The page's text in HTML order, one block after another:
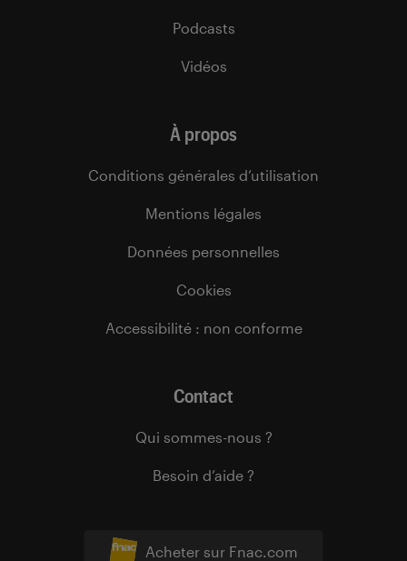
Acheter sur Fnac.com
Podcasts
Vidéos
À propos
Conditions générales d’utilisation
Mentions légales
Données personnelles
Cookies
Accessibilité : non conforme
Contact
Qui sommes-nous ?
Besoin d’aide ?